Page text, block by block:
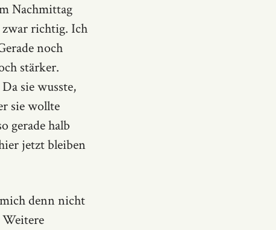
Nachmittag
zwar richtig. Ich
noch
stärker.
sie wusste,
sie wollte
gerade halb
jetzt bleiben
denn nicht